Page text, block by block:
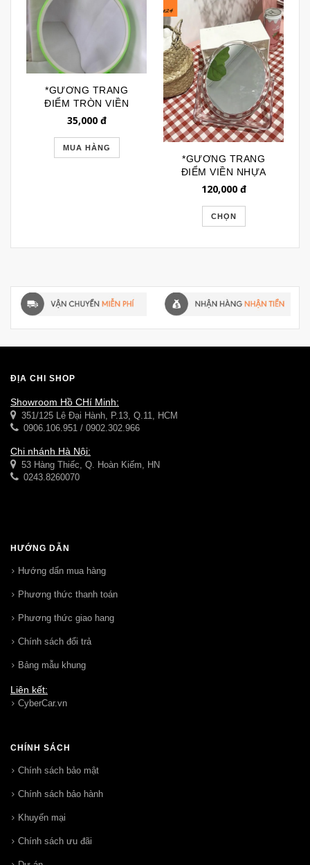
*GƯƠNG TRANG
ĐIỂM TRÒN VIỀN
NHỰA GTD154
35,000đ
MUA HÀNG
*GƯƠNG TRANG
ĐIỂM VIỀN NHỰA
TRONG NHẬT BẢN
120,000đ
CHỌN
ĐỊA CHỈ SHOP
Showroom Hồ CHí Minh:
351/125 Lê Đại Hành, P.13, Q.11, HCM
0906.106.951 / 0902.302.966
Chi nhánh Hà Nội:
53 Hàng Thiếc, Q. Hoàn Kiếm, HN
0243.8260070
HƯỚNG DẪN
Hướng dẩn mua hàng
Phương thức thanh toán
Phương thức giao hang
Chính sách đổi trả
Bảng mẫu khung
Liên kết:
CyberCar.vn
CHÍNH SÁCH
Chính sách bảo mật
Chính sách bảo hành
Khuyến mại
Chính sách ưu đãi